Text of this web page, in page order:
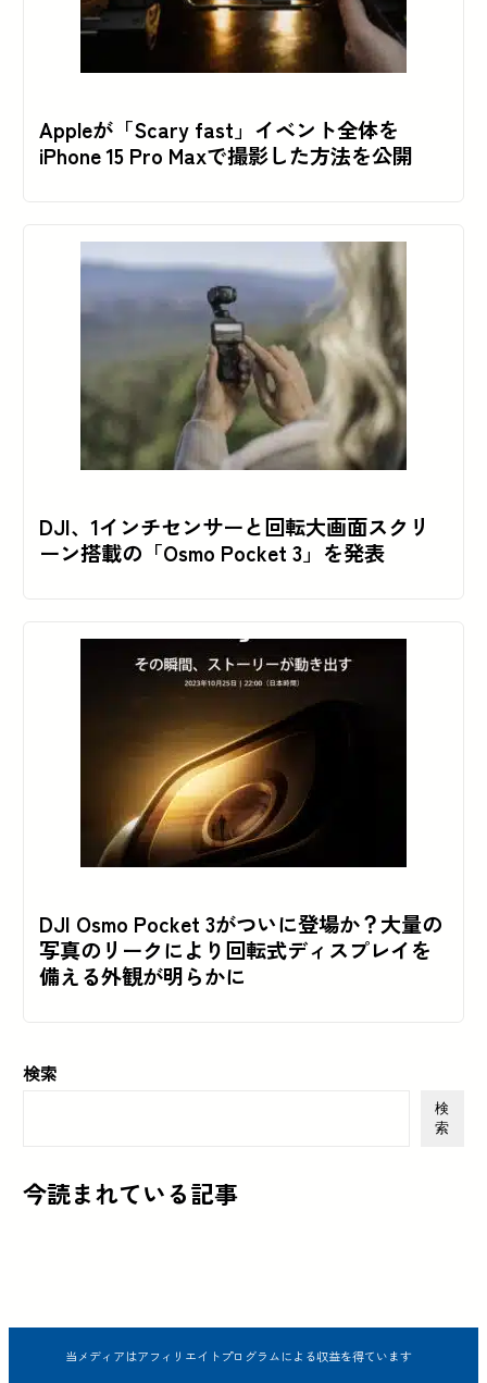
Appleが「Scary fast」イベント全体を
iPhone 15 Pro Maxで撮影した方法を公開
DJI、1インチセンサーと回転大画面スクリ
ーン搭載の「Osmo Pocket 3」を発表
DJI Osmo Pocket 3がついに登場か？大量の
写真のリークにより回転式ディスプレイを
備える外観が明らかに
検索
検
索
今読まれている記事
当メディアはアフィリエイトプログラムによる収益を得ています